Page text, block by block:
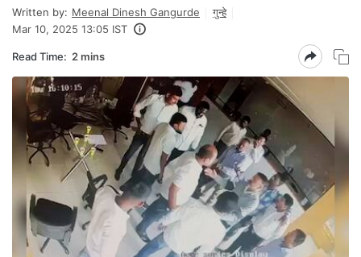
Written by: Meenal Dinesh Gangurde
गुन्हे
Mar 10, 2025 13:05 IST
Read Time: 2 mins